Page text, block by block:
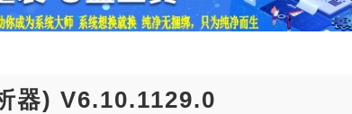
器) V6.10.1129.0